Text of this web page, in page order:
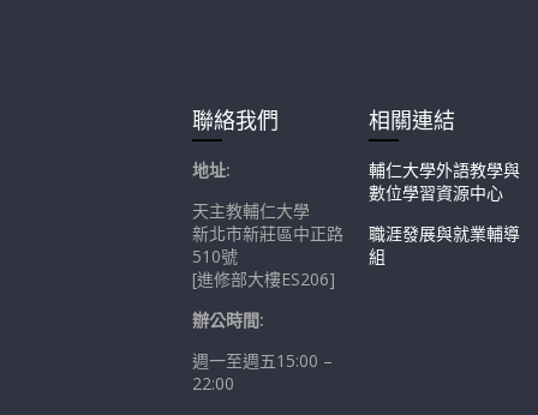
聯絡我們
地址:
天主教輔仁大學
新北市新莊區中正路
510號
[進修部大樓ES206]
辦公時間:
週一至週五15:00 –
22:00
相關連結
輔仁大學外語教學與
數位學習資源中心
職涯發展與就業輔導
組